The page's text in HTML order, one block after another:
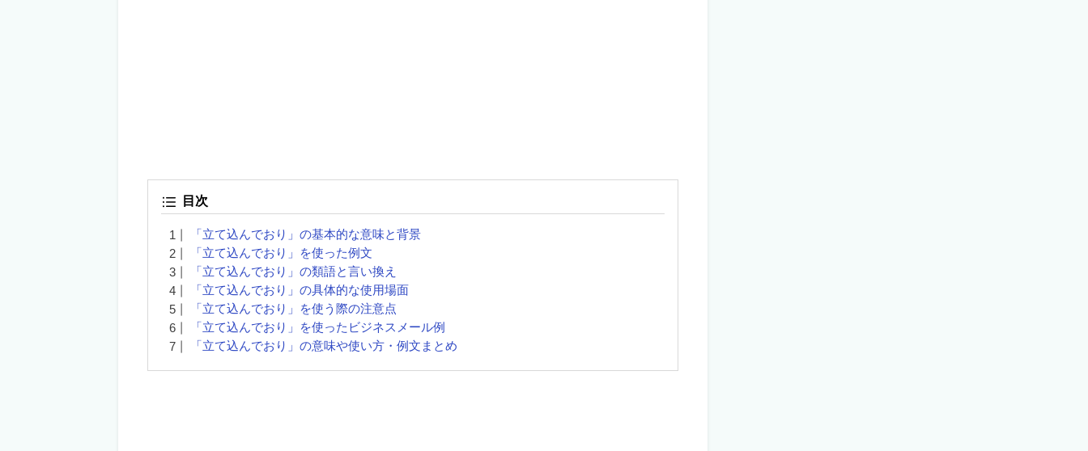
目次
「立て込んでおり」の基本的な意味と背景
「立て込んでおり」を使った例文
「立て込んでおり」の類語と言い換え
「立て込んでおり」の具体的な使用場面
「立て込んでおり」を使う際の注意点
「立て込んでおり」を使ったビジネスメール例
「立て込んでおり」の意味や使い方・例文まとめ